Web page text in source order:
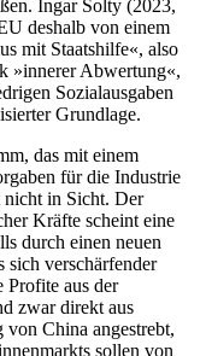
Ingar Solty (2023,
deshalb von einem
mit Staatshilfe«, also
»innerer Abwertung«,
Sozialausgaben
Grundlage.
das mit einem
für die Industrie
nicht in Sicht. Der
Kräfte scheint eine
durch einen neuen
sich verschärfender
Profite aus der
zwar direkt aus
China angestrebt,
sollen von